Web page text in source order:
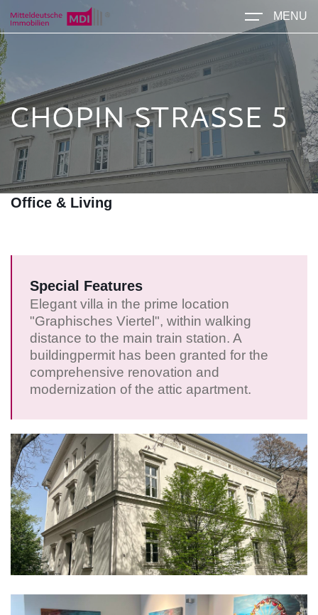
MENU
CHOPIN STRASSE 5
Office & Living
Special Features
Elegant villa in the prime location
"Graphisches Viertel", within walking
distance to the main train station. A
buildingpermit has been granted for the
comprehensive renovation and
modernization of the attic apartment.